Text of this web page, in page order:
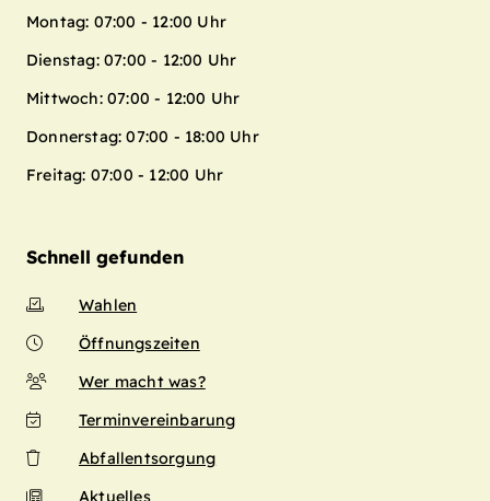
Montag: 07:00 - 12:00 Uhr
Dienstag: 07:00 - 12:00 Uhr
Mittwoch: 07:00 - 12:00 Uhr
Donnerstag: 07:00 - 18:00 Uhr
Freitag: 07:00 - 12:00 Uhr
Schnell gefunden
Wahlen
Öffnungszeiten
Wer macht was?
Terminvereinbarung
Abfallentsorgung
Aktuelles